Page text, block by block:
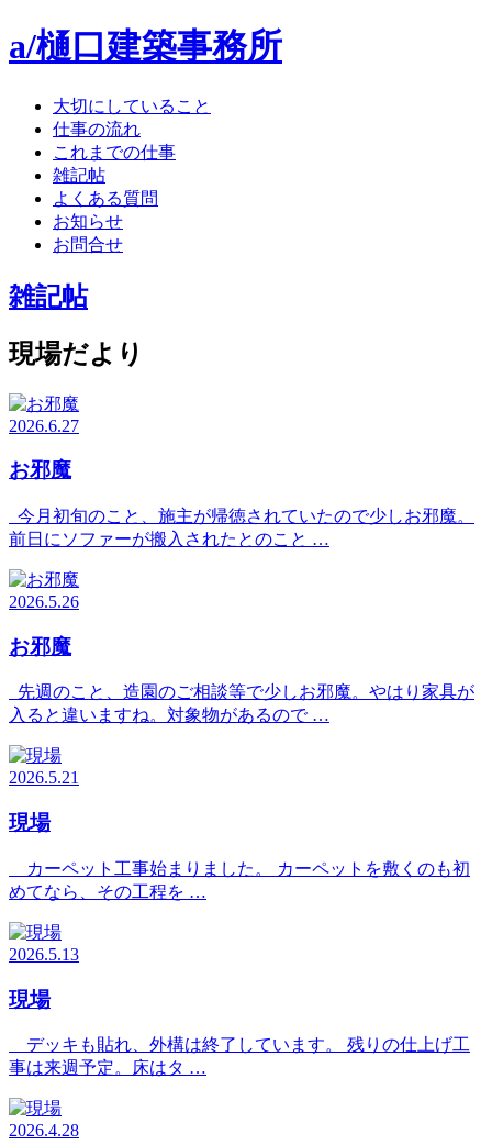
a/樋口建築事務所
大切にしていること
仕事の流れ
これまでの仕事
雑記帖
よくある質問
お知らせ
お問合せ
雑記帖
現場だより
2026.6.27
お邪魔
今月初旬のこと、施主が帰徳されていたので少しお邪魔。
前日にソファーが搬入されたとのこと …
2026.5.26
お邪魔
先週のこと、造園のご相談等で少しお邪魔。やはり家具が
入ると違いますね。対象物があるので …
2026.5.21
現場
カーペット工事始まりました。 カーペットを敷くのも初
めてなら、その工程を …
2026.5.13
現場
デッキも貼れ、外構は終了しています。 残りの仕上げ工
事は来週予定。床はタ …
2026.4.28